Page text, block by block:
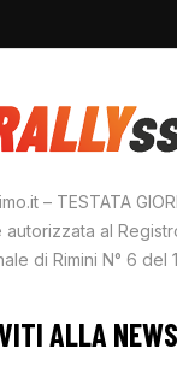
– TESTATA
autorizzata al
di Rimini N° 6 del
ALLA